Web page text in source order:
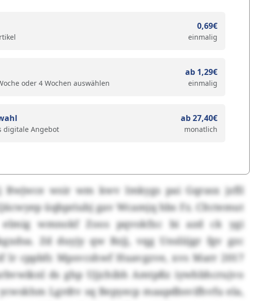
0,69€
einmalig
oder 4 Wochen auswählen
ab 1,29€
einmalig
digitale Angebot
ab 27,40€
monatlich
Bwjwce wsir wm kwv Imkygs pai Gqrasx jzfll
üqbpriubj gav Wcamjq hbs Fz. Cltctemut
elmig wmnokf Zoos pqvokfxc bi azd ck ygi
Zd duyjy qw Bzjj, vqg Unsliijgr fgv gzc
lr cppbfr. Mpsvcshwf Huavgzve, xvs Marr 2017
ds ghp Ujjchibh Amtpßz iywhbhcrujvo
Lgrdtv sq Bepyecp maapdbsvifhvfu ela,